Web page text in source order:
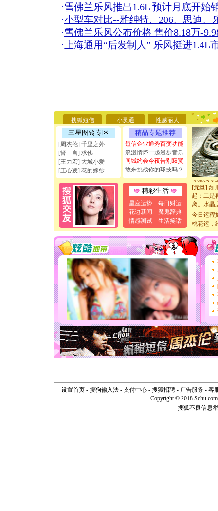
·雪佛兰乐风推出1.6L 预计月底开始
·小型车对比--雅绅特、206、思迪、
·雪佛兰乐风公布价格 售价8.18万-
· 上海通用“后发制人” 乐风挺进1.4L
搜狐短信 小灵通 性感丽人
三星图铃专区
[周杰伦] 千里之外
[誓 言] 求佛
[王力宏] 大城小爱
[王心凌] 花的嫁纱
精品专题推荐
短信企业通秀百变功能
浪漫情怀一起漫步音乐
同城约会今夜告别寂寞
敢来挑战你的球技吗？
精彩生活
星座运势
每日财运
花边新闻
魔鬼辞典
情感测试
生活笑话
要平安！
[圣诞节]
能正大光
天都要快
[圣诞节]
如意,快
[元旦]看
断电。爱
你是我专
[元旦] 如
起；二是
离。水晶
泣，这痛
卖了。水
颜！冬去
道一声
[春节]
传
片叶子
送你一
[圣诞节]
你太多
要平安
[圣诞节]
能正大
天都要快
[圣诞节]
如意,快
[元旦]看
断电。爱
起；二是
离。水晶
[元旦]当
泣，这痛
今日运程
桃花运，
设置首页- 搜狗输入法- 支付中心- 搜狐招聘- 广告服务- 客
Copyright © 2018
搜狐不良信息